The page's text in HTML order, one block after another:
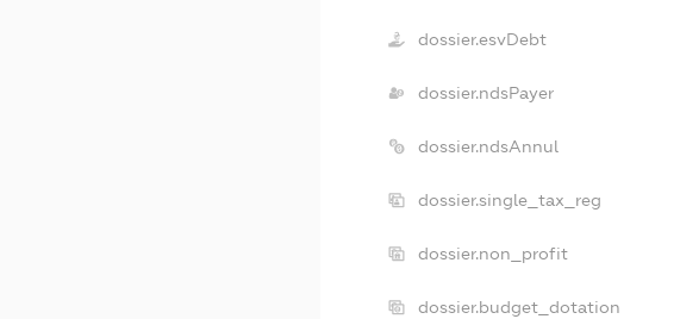
dossier.esvDebt
dossier.ndsPayer
dossier.ndsAnnul
dossier.single_tax_reg
dossier.non_profit
dossier.budget_dotation